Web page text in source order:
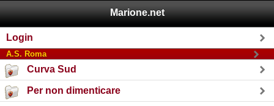
Marione.net
Login
A.S. Roma
Curva Sud
Per non dimenticare